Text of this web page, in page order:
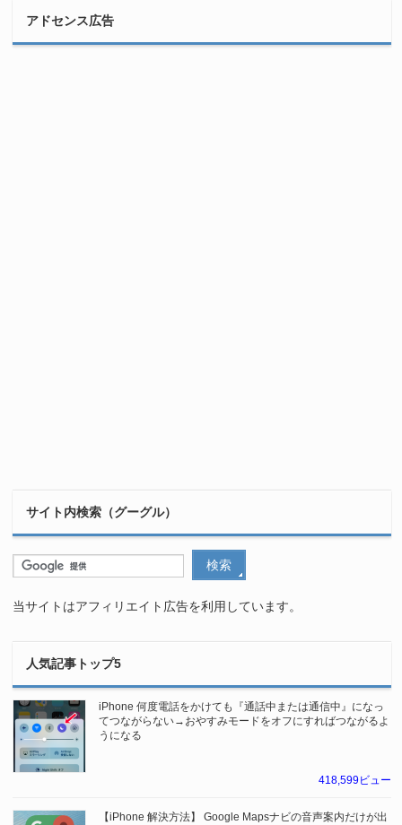
アドセンス広告
サイト内検索（グーグル）
当サイトはアフィリエイト広告を利用しています。
人気記事トップ5
iPhone 何度電話をかけても『通話中または通信中』になっ
てつながらない→おやすみモードをオフにすればつながるよ
うになる
418,599ビュー
【iPhone 解決方法】 Google Mapsナビの音声案内だけが出